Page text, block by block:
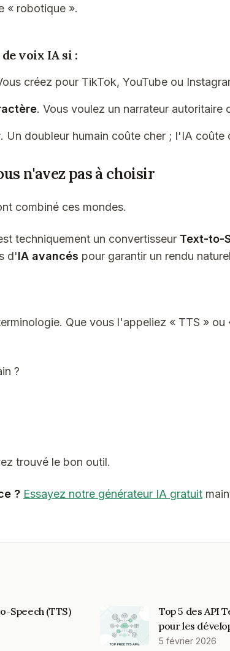
« robotique ».
voix IA si :
créez pour TikTok, YouTube ou
. Vous voulez un narrateur autoritaire
. Un doubleur humain coûte cher ; l'IA coûte
n'avez pas à choisir
combiné ces mondes.
techniquement un convertisseur Text-to-
d'IA avancés pour garantir un rendu
Que vous l'appeliez « TTS » ou
?
trouvé le bon outil.
? Essayez notre générateur IA gratuit
Speech (TTS)
Top 5 des API
pour les
5 février 2026